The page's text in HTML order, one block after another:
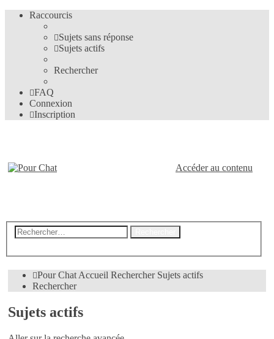
Raccourcis
Sujets sans réponse
Sujets actifs
Rechercher
FAQ
Connexion
Inscription
Accéder au contenu
Pour ChatAccueil Rechercher Sujets actifs
Rechercher
Sujets actifs